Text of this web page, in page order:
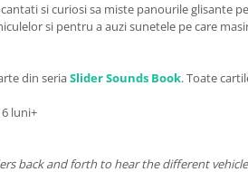
si curiosi sa miste panourile glisante
si pentru a auzi sunetele pe care
din seriaSlider Sounds Book. Toate
luni+
back and forth to hear the different